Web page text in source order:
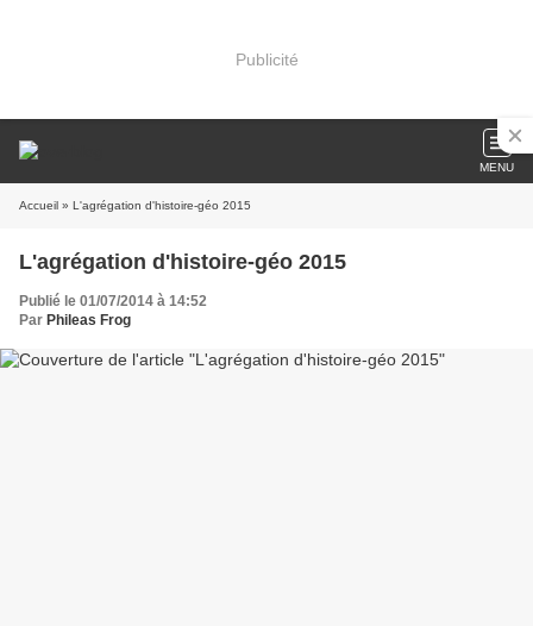
Publicité
MENU
Accueil » L'agrégation d'histoire-géo 2015
L'agrégation d'histoire-géo 2015
Publié le 01/07/2014 à 14:52
Par Phileas Frog